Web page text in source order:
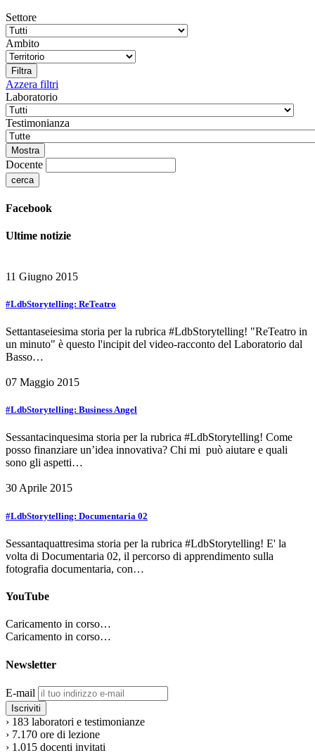
Settore
Ambito
Azzera filtri
Laboratorio
Testimonianza
Docente
Facebook
Ultime notizie
11 Giugno 2015
#LdbStorytelling: ReTeatro
Settantaseiesima storia per la rubrica #LdbStorytelling! "ReTeatro in
un minuto" è questo l'incipit del video-racconto del Laboratorio dal
Basso…
07 Maggio 2015
#LdbStorytelling: Business Angel
Sessantacinquesima storia per la rubrica #LdbStorytelling! Come
posso finanziare un’idea innovativa? Chi mi può aiutare e quali
sono gli aspetti…
30 Aprile 2015
#LdbStorytelling: Documentaria 02
Sessantaquattresima storia per la rubrica #LdbStorytelling! E' la
volta di Documentaria 02, il percorso di apprendimento sulla
fotografia documentaria, con…
YouTube
Caricamento in corso…
Caricamento in corso…
Newsletter
E-mail
› 183 laboratori e testimonianze
› 7.170 ore di lezione
› 1.015 docenti invitati